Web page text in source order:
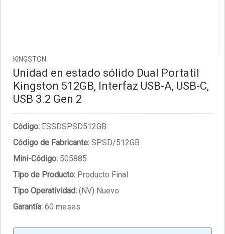
KINGSTON
Unidad en estado sólido Dual Portatil
Kingston 512GB, Interfaz USB-A, USB-C,
USB 3.2 Gen 2
Código: ESSDSPSD512GB
Código de Fabricante: SPSD/512GB
Mini-Código: 505885
Tipo de Producto: Producto Final
Tipo Operatividad: (NV) Nuevo
Garantía: 60 meses